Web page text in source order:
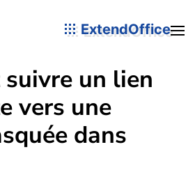
ExtendOffice
un lien
vers une
dans